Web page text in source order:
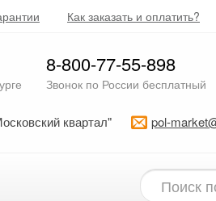
Как заказать и оплатить?
8-800-77-55-898
Звонок по России бесплатный
квартал" pol-